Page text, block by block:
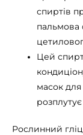
спиртів
пальмова
Цей
масок для
Рослинний